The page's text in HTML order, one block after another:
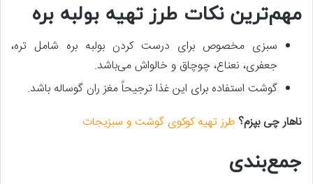
مهم‌ترین نکات طرز تهیه بولبه بره
سبزی مخصوص برای درست کردن بولبه بره شامل تره،
جعفری، نعناع، چوچاق و خالواش می‌باشد.
گوشت استفاده برای این غذا ترجیحاً مغز ران گوساله باشد.
ناهار چی بپزم؟ طرز تهیه کوکوی گوشت و سبزیجات
جمع‌بندی